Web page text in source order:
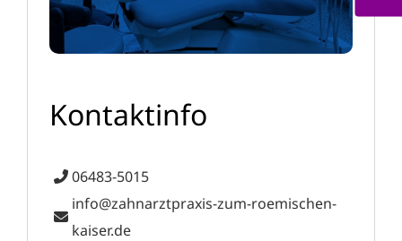
Kontaktinfo
06483-5015
info@zahnarztpraxis-zum-roemischen-
kaiser.de